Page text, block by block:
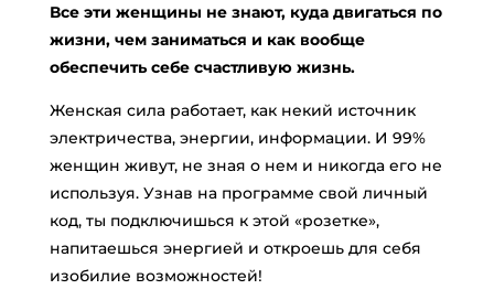
Все эти женщины не знают, куда двигаться по
жизни, чем заниматься и как вообще
обеспечить себе счастливую жизнь.
Женская сила работает, как некий источник
электричества, энергии, информации. И 99%
женщин живут, не зная о нем и никогда его не
используя. Узнав на программе свой личный
код, ты подключишься к этой «розетке»,
напитаешься энергией и откроешь для себя
изобилие возможностей!